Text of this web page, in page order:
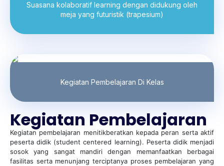
Suasana kolaboratif learning dengan didukung oleh
meja yang futuristik (trapesium)
Kegiatan Pembelajaran Di Kelas
Kegiatan Pembelajaran
Kegiatan pembelajaran menitikberatkan kepada peran serta aktif
peserta didik (student centered learning). Peserta didik menjadi
sosok yang sangat mandiri dengan memanfaatkan berbagai
fasilitas serta menunjang terciptanya proses pembelajaran yang